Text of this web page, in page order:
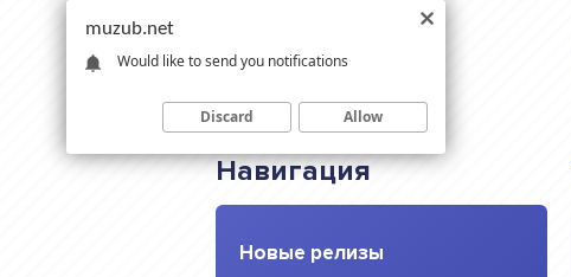
Навигация
Новые релизы
muzub.net
Would like to send you notifications
Discard Allow